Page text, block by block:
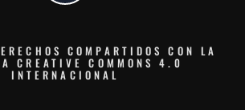
COMPARTIDOS CON LA
CREATIVE COMMONS 4.0
INTERNACIONAL